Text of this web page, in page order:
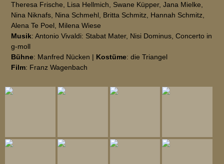
Theresa Frische, Lisa Hellmich, Swane Küpper, Jana Mielke,
Nina Niknafs, Nina Schmehl, Britta Schmitz, Hannah Schmitz,
Alena Te Poel, Milena Wiese
Musik: Antonio Vivaldi: Stabat Mater, Nisi Dominus, Concerto in
g-moll
Bühne: Manfred Nücken | Kostüme: die Triangel
Film: Franz Wagenbach